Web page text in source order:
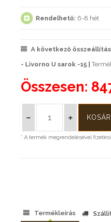
Rendelhető: 6-8 hét
A következő
- Livorno U sarok -15 |
Összesen:
* A termék megrendelésével
Termékleírás